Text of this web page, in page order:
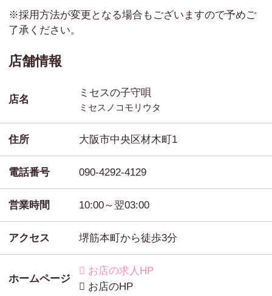
※採用方法が変更となる場合もございますので予めご
了承ください。
店舗情報
店名
ミセスの子守唄
ミセスノコモリウタ
住所 大阪市中央区材木町1
電話番号 090-4292-4129
営業時間 10:00～翌03:00
アクセス 堺筋本町から徒歩3分
ホームページ
お店の求人HP
お店のHP